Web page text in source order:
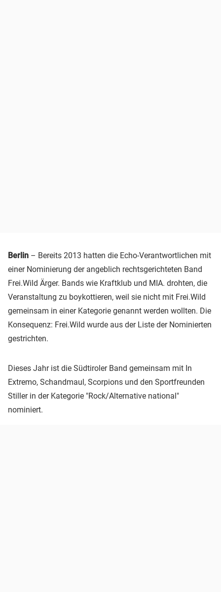
Berlin – Bereits 2013 hatten die Echo-Verantwortlichen mit
einer Nominierung der angeblich rechtsgerichteten Band
Frei.Wild Ärger. Bands wie Kraftklub und MIA. drohten, die
Veranstaltung zu boykottieren, weil sie nicht mit Frei.Wild
gemeinsam in einer Kategorie genannt werden wollten. Die
Konsequenz: Frei.Wild wurde aus der Liste der Nominierten
gestrichten.
Dieses Jahr ist die Südtiroler Band gemeinsam mit In
Extremo, Schandmaul, Scorpions und den Sportfreunden
Stiller in der Kategorie "Rock/Alternative national"
nominiert.